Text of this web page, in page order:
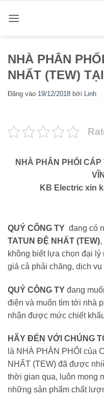
qua
NHÀ PHÂN
NHẤT (TEW)
Đăng vào 19/12/2018 bởi Linh
NHÀ PHÂN PHỐI
KB Electric xin
QUÝ CÔNG TY đang có
TATUN ĐỆ NHẤT (TEW),
không biết lựa chọn đại
giá cả phải chăng, dịch
QUÝ CÔNG TY đang
điện và muốn tìm tới nhà
nhận được mức chiết
HÃY ĐẾN VỚI CHÚNG
là NHÀ PHÂN PHỐI của
NHẤT (TEW) đã được
thời gian qua, luôn mong
những sản phẩm chất